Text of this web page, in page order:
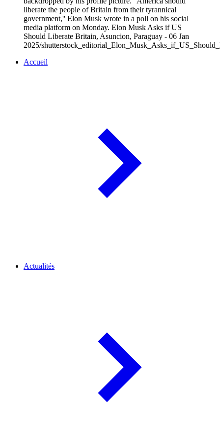
liberate the people of Britain from their tyrannical
government,'' Elon Musk wrote in a poll on his social
media platform on Monday. Elon Musk Asks if US
Should Liberate Britain, Asuncion, Paraguay - 06 Jan
2025/
Accueil
Actualités